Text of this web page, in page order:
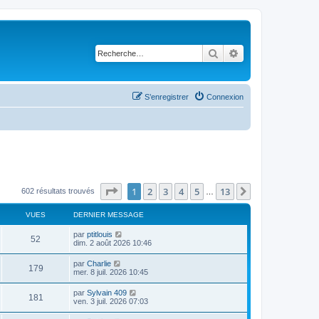
Rechercher
Connexion
S’enregistrer
602 résultats trouvés Page sur13
1 2 3 4 5 13
VUES DERNIER MESSAGE
52
u
s
D
e
i
e
r
m
e
s
par ptitlouis
dim. 2 août 2026 10:46
179V
u
D
e
i
e
r
par Charlie
mer. 8 juil. 2026 10:45
181
u
D
e
par Sylvain 409
ven. 3 juil. 2026 07:03